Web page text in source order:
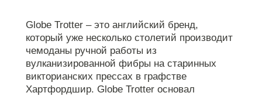
Globe Trotter – это английский бренд,
который уже несколько столетий производит
чемоданы ручной работы из
вулканизированной фибры на старинных
викторианских прессах в графстве
Хартфордшир. Globe Trotter основал